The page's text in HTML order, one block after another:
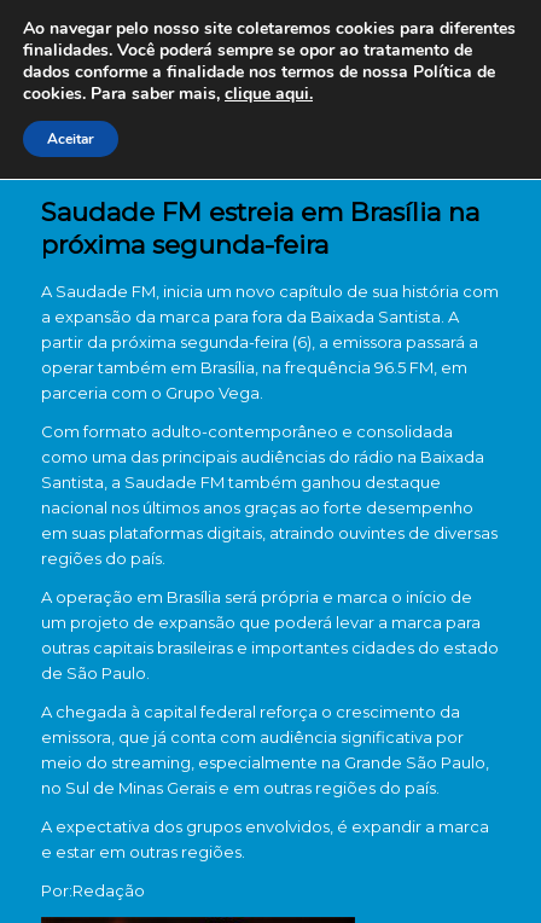
Saudade FM estreia em Brasília na
próxima segunda-feira
A Saudade FM, inicia um novo capítulo de sua história com
a expansão da marca para fora da Baixada Santista. A
partir da próxima segunda-feira (6), a emissora passará a
operar também em Brasília, na frequência 96.5 FM, em
parceria com o Grupo Vega.
Com formato adulto-contemporâneo e consolidada
como uma das principais audiências do rádio na Baixada
Santista, a Saudade FM também ganhou destaque
nacional nos últimos anos graças ao forte desempenho
em suas plataformas digitais, atraindo ouvintes de diversas
regiões do país.
A operação em Brasília será própria e marca o início de
um projeto de expansão que poderá levar a marca para
outras capitais brasileiras e importantes cidades do estado
de São Paulo.
A chegada à capital federal reforça o crescimento da
emissora, que já conta com audiência significativa por
meio do streaming, especialmente na Grande São Paulo,
no Sul de Minas Gerais e em outras regiões do país.
A expectativa dos grupos envolvidos, é expandir a marca
e estar em outras regiões.
Por:Redação
Ao navegar pelo nosso site coletaremos cookies para diferentes
finalidades. Você poderá sempre se opor ao tratamento de
dados conforme a finalidade nos termos de nossa Política de
cookies. Para saber mais, clique aqui.
Aceitar